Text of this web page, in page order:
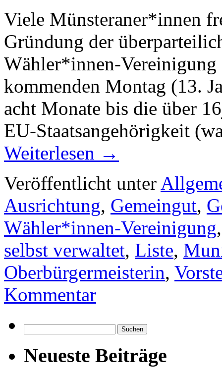
Viele Münsteraner*innen
Gründung der
Wähler*innen-
kommenden Montag (13.
acht Monate bis die über
EU-Staatsangehörigkeit
Weiterlesen →
Veröffentlicht unter
Ausrichtung, Gemeingut,
Wähler*innen-Vereinigung
selbst verwaltet, Liste,
Oberbürgermeisterin,
Kommentar
nach:
Neueste Beiträge